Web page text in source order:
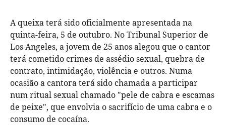
A queixa terá sido oficialmente apresentada na
quinta-feira, 5 de outubro. No Tribunal Superior de
Los Angeles, a jovem de 25 anos alegou que o cantor
terá cometido crimes de assédio sexual, quebra de
contrato, intimidação, violência e outros. Numa
ocasião a cantora terá sido chamada a participar
num ritual sexual chamado "pele de cabra e escamas
de peixe", que envolvia o sacrifício de uma cabra e o
consumo de cocaína.